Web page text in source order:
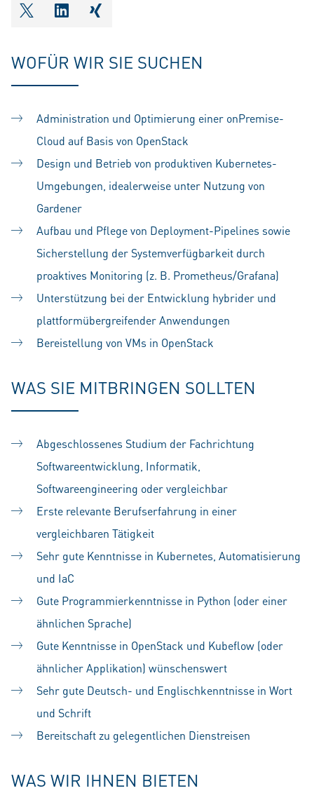
shareOntwitter
shareOnlinkedIn
shareOnxing
WOFÜR WIR SIE SUCHEN
Administration und Optimierung einer onPremise-
Cloud auf Basis von OpenStack
Design und Betrieb von produktiven Kubernetes-
Umgebungen, idealerweise unter Nutzung von
Gardener
Aufbau und Pflege von Deployment-Pipelines sowie
Sicherstellung der Systemverfügbarkeit durch
proaktives Monitoring (z. B. Prometheus/Grafana)
Unterstützung bei der Entwicklung hybrider und
plattformübergreifender Anwendungen
Bereistellung von VMs in OpenStack
WAS SIE MITBRINGEN SOLLTEN
Abgeschlossenes Studium der Fachrichtung
Softwareentwicklung, Informatik,
Softwareengineering oder vergleichbar
Erste relevante Berufserfahrung in einer
vergleichbaren Tätigkeit
Sehr gute Kenntnisse in Kubernetes, Automatisierung
und IaC
Gute Programmierkenntnisse in Python (oder einer
ähnlichen Sprache)
Gute Kenntnisse in OpenStack und Kubeflow (oder
ähnlicher Applikation) wünschenswert
Sehr gute Deutsch- und Englischkenntnisse in Wort
und Schrift
Bereitschaft zu gelegentlichen Dienstreisen
WAS WIR IHNEN BIETEN